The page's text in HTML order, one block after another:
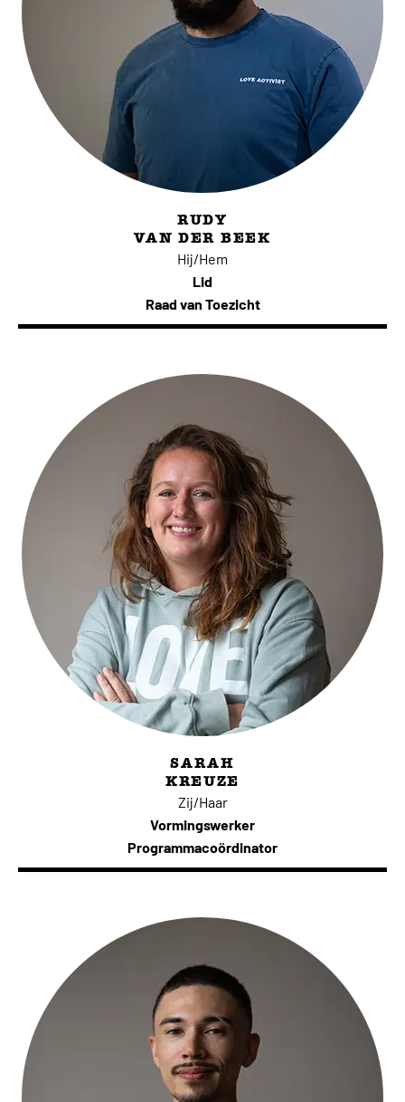
RUDY
VAN DER BEEK
Hij/Hem
Lid
Raad van Toezicht
SARAH
KREUZE
Zij/Haar
Vormingswerker
Programmacoördinator